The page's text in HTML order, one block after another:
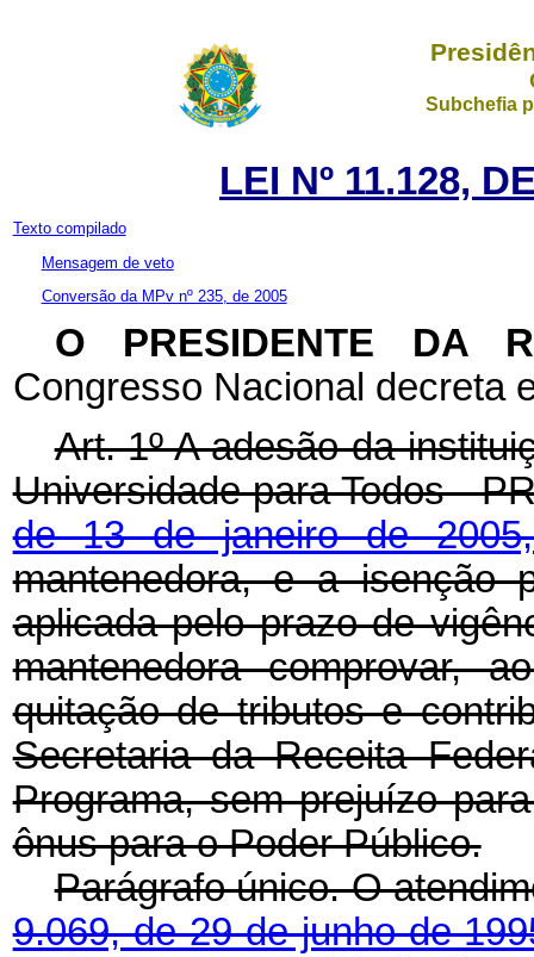
Subchefia
LEI Nº 11.128,
Texto compilado
Mensagem de veto
Conversão da MPv nº 235, de 2005
O PRESIDENTE DA
Congresso Nacional decreta
Art. 1º A adesão da
Universidade para Todos -
de 13 de janeiro de
mantenedora, e a isenção
aplicada pelo prazo de
mantenedora comprovar,
quitação de tributos e
Secretaria da Receita
Programa, sem prejuízo
ônus para o Poder Público.
Parágrafo único. O
9.069, de 29 de junho de